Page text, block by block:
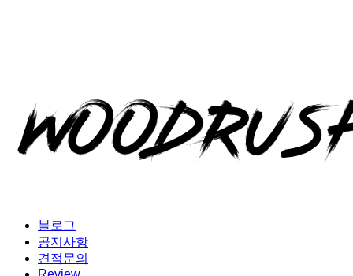
블로그
공지사항
견적문의